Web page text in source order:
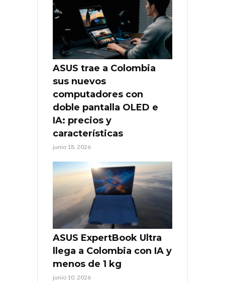
ASUS trae a Colombia
sus nuevos
computadores con
doble pantalla OLED e
IA: precios y
características
junio 18, 2026
ASUS ExpertBook Ultra
llega a Colombia con IA y
menos de 1 kg
junio 10, 2026